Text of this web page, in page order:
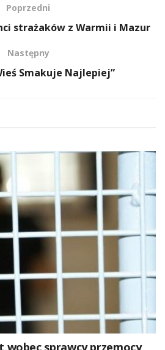
Poprzedni
strażaków z Warmii i Mazur
Następny
Smakuje Najlepiej”
wobec sprawcy przemocy